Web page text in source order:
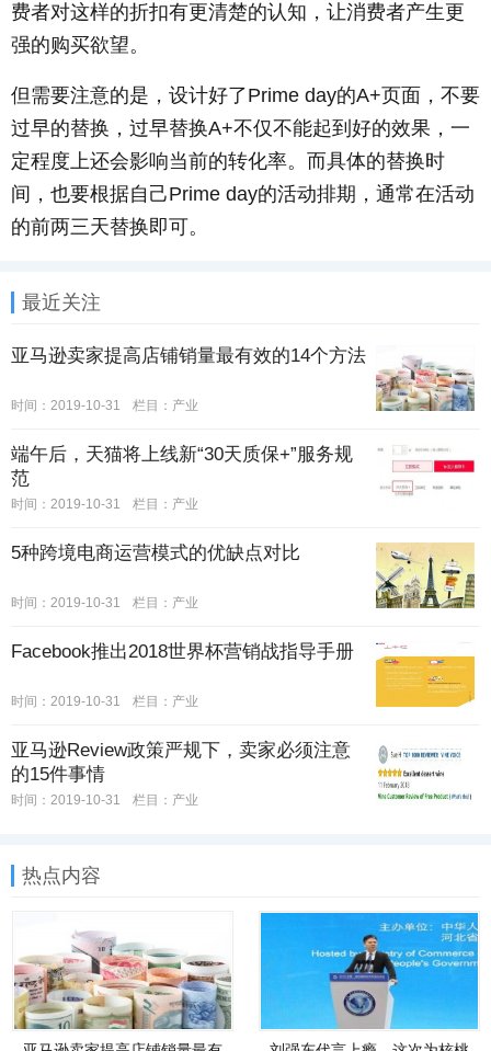
费者对这样的折扣有更清楚的认知，让消费者产生更
强的购买欲望。
但需要注意的是，设计好了Prime day的A+页面，不要
过早的替换，过早替换A+不仅不能起到好的效果，一
定程度上还会影响当前的转化率。而具体的替换时
间，也要根据自己Prime day的活动排期，通常在活动
的前两三天替换即可。
最近关注
亚马逊卖家提高店铺销量最有效的14个方法
时间：2019-10-31 栏目： 产业
端午后，天猫将上线新“30天质保+”服务规
范
时间：2019-10-31 栏目： 产业
5种跨境电商运营模式的优缺点对比
时间：2019-10-31 栏目： 产业
Facebook推出2018世界杯营销战指导手册
时间：2019-10-31 栏目： 产业
亚马逊Review政策严规下，卖家必须注意
的15件事情
时间：2019-10-31 栏目： 产业
热点内容